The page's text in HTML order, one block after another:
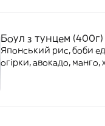
Боул з тунцем (400г)
Японський рис, боби
огірки, авокадо, манго,